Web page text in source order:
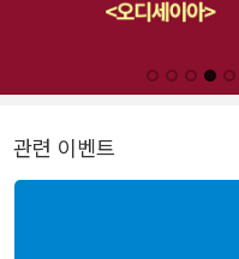
관련 이벤트